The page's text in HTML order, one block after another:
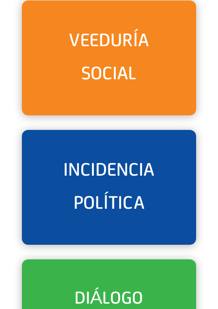
VEEDURÍA
SOCIAL
INCIDENCIA
POLÍTICA
DIÁLOGO